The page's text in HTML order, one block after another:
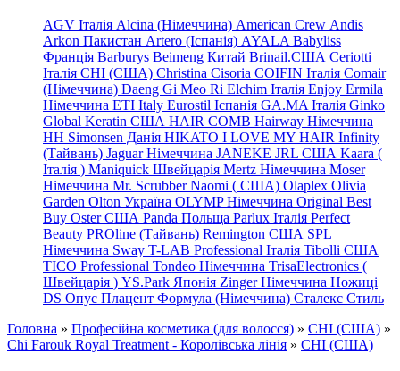
AGV Італія Alcina (Німеччина) American Crew Andis
Arkon Пакистан Artero (Іспанія) AYALA Babyliss
Франція Barburys Beimeng Китай Brinail.США Ceriotti
Італія CHI (США) Christina Cisoria COIFIN Італія Comair
(Німеччина) Daeng Gi Meo Ri Elchim Італія Enjoy Ermila
Німеччина ETI Italy Eurostil Іспанія GA.MA Італія Ginko
Global Keratin США HAIR COMB Hairway Німеччина
HH Simonsen Данія HIKATO I LOVE MY HAIR Infinity
(Тайвань) Jaguar Німеччина JANEKE JRL США Kaara (
Італія ) Maniquick Швейцарія Mertz Німеччина Moser
Німеччина Mr. Scrubber Naomi ( США) Olaplex Olivia
Garden Olton Україна OLYMP Німеччина Original Best
Buy Oster США Panda Польща Parlux Італія Perfect
Beauty PROline (Тайвань) Remington США SPL
Німеччина Sway T-LAB Professional Італія Tibolli США
TICO Professional Tondeo Німеччина TrisaElectronics (
Швейцарія ) YS.Park Японія Zinger Німеччина Ножиці
DS Опус Плацент Формула (Німеччина) Сталекс Стиль
Головна » Професійна косметика (для волосся) » CHI (США) »
Chi Farouk Royal Treatment - Королівська лінія » CHI (США)